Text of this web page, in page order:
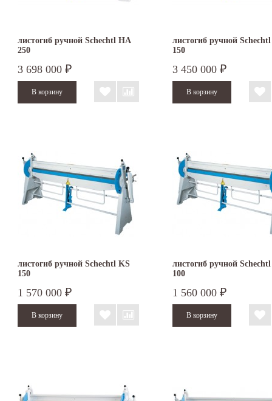
листогиб ручной Schechtl HA
250
3 698 000 ₽
листогиб ручной
150
3 450 000 ₽
листогиб ручной Schechtl KS
150
1 570 000 ₽
листогиб ручной
100
1 560 000 ₽